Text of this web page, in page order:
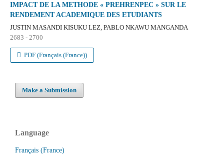
IMPACT DE LA METHODE « PREHRENPEC » SUR LE
RENDEMENT ACADEMIQUE DES ETUDIANTS
JUSTIN MASANDI KISUKU LEZ, PABLO NKAWU MANGANDA
2683 - 2700
PDF (Français (France))
Make a Submission
Language
Français (France)